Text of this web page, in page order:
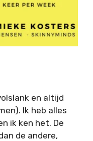
en altijd
Ik heb alles
ik ken het. De
de andere,